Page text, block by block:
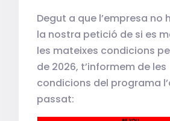
Degut a que l’empresa no
la nostra petició de si es
les mateixes condicions
de 2026, t’informem de les
condicions del programa
passat: